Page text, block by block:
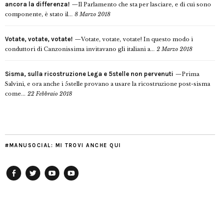
ancora la differenza!
Il Parlamento che sta per lasciare, e di cui sono
componente, è stato il... 8 Marzo 2018
Votate, votate, votate!
Votate, votate, votate! In questo modo i
conduttori di Canzonissima invitavano gli italiani a... 2 Marzo 2018
Sisma, sulla ricostruzione Lega e 5stelle non pervenuti
Prima
Salvini, e ora anche i 5stelle provano a usare la ricostruzione post-sisma
come... 22 Febbraio 2018
#MANUSOCIAL: MI TROVI ANCHE QUI